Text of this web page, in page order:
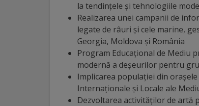
Personalități
Sportivi
performanță
la tendințele și tehnologiile
Realizarea unei campanii de
legate de râuri și cele marine,
Georgia, Moldova și România
Program Educațional de Mediu
modernă a deșeurilor pentru
Implicarea populației din
Internaționale și Locale ale
Dezvoltarea activităților de